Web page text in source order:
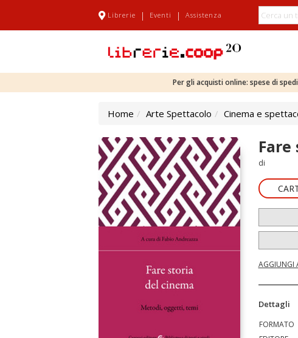
Librerie | Eventi | Assistenza
Per gli acquisti online: spese di
Home Arte Spettacolo Cinema e
di
AGGIUNGI
Dettagli
FORMATO